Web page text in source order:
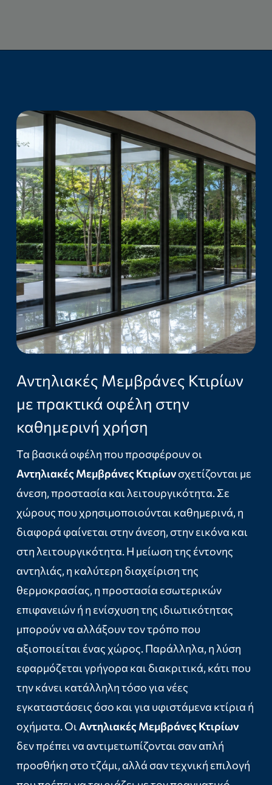
Αντηλιακές Μεμβράνες Κτιρίων
με πρακτικά οφέλη στην
καθημερινή χρήση
Τα βασικά οφέλη που προσφέρουν οι
Αντηλιακές Μεμβράνες Κτιρίωνσχετίζονται με
άνεση, προστασία και λειτουργικότητα. Σε
χώρους που χρησιμοποιούνται καθημερινά, η
διαφορά φαίνεται στην άνεση, στην εικόνα και
στη λειτουργικότητα. Η μείωση της έντονης
αντηλιάς, η καλύτερη διαχείριση της
θερμοκρασίας, η προστασία εσωτερικών
επιφανειών ή η ενίσχυση της ιδιωτικότητας
μπορούν να αλλάξουν τον τρόπο που
αξιοποιείται ένας χώρος. Παράλληλα, η λύση
εφαρμόζεται γρήγορα και διακριτικά, κάτι που
την κάνει κατάλληλη τόσο για νέες
εγκαταστάσεις όσο και για υφιστάμενα κτίρια ή
οχήματα. Οι Αντηλιακές Μεμβράνες Κτιρίων
δεν πρέπει να αντιμετωπίζονται σαν απλή
προσθήκη στο τζάμι, αλλά σαν τεχνική επιλογή